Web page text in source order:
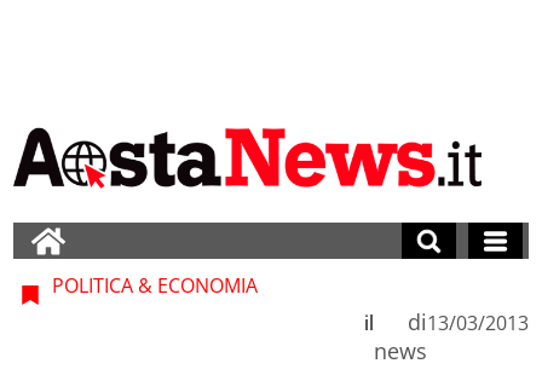
POLITICA & ECONOMIA
di
news
il 13/03/2013